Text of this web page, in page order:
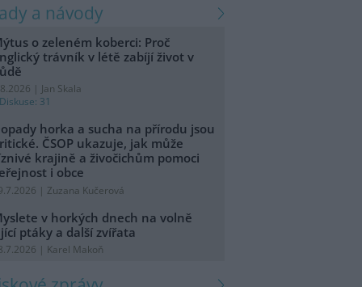
a návody
o zeleném koberci: Proč
trávník v létě zabíjí život v
| Jan Skala
Diskuse: 31
horka a sucha na přírodu jsou
ČSOP ukazuje, jak může
krajině a živočichům pomoci
i obce
| Zuzana Kučerová
v horkých dnech na volně
ptáky a další zvířata
| Karel Makoň